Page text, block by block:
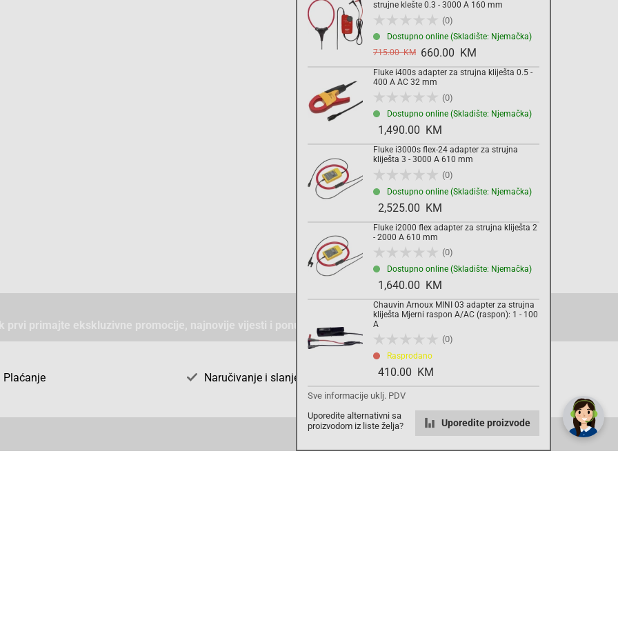
strujne klešte 0.3 - 3000 A 160 mm
(0)
Dostupno online (Skladište: Njemačka)
715.00 KM 660.00 KM
Fluke i400s adapter za strujna kliješta 0.5 -
400 A AC 32 mm
(0)
Dostupno online (Skladište: Njemačka)
1,490.00 KM
Fluke i3000s flex-24 adapter za strujna
kliješta 3 - 3000 A 610 mm
(0)
Dostupno online (Skladište: Njemačka)
2,525.00 KM
Fluke i2000 flex adapter za strujna kliješta 2
- 2000 A 610 mm
(0)
Dostupno online (Skladište: Njemačka)
1,640.00 KM
Chauvin Arnoux MINI 03 adapter za strujna
kliješta Mjerni raspon A/AC (raspon): 1 - 100
A
(0)
Rasprodano
410.00 KM
Sve informacije uklj. PDV
Uporedite alternativni sa
proizvodom iz liste želja?
Uporedite proizvode
prvi primajte ekskluzivne promocije, najnovije vijesti i ponude.
Registrirajte se sada
Plaćanje Naručivanje i slanje